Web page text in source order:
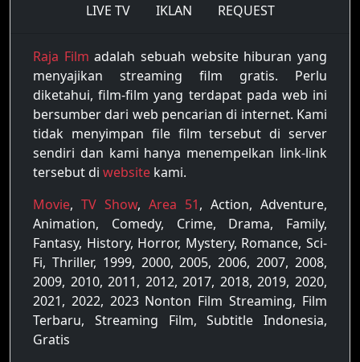
LIVE TV
IKLAN REQUEST
Raja Film adalah sebuah website hiburan yang
menyajikan streaming film gratis. Perlu
diketahui, film-film yang terdapat pada web ini
bersumber dari web pencarian di internet. Kami
tidak menyimpan file film tersebut di server
sendiri dan kami hanya menempelkan link-link
tersebut di website kami.
Movie, TV Show, Area 51, Action, Adventure,
Animation, Comedy, Crime, Drama, Family,
Fantasy, History, Horror, Mystery, Romance, Sci-
Fi, Thriller, 1999, 2000, 2005, 2006, 2007, 2008,
2009, 2010, 2011, 2012, 2017, 2018, 2019, 2020,
2021, 2022, 2023 Nonton Film Streaming, Film
Terbaru, Streaming Film, Subtitle Indonesia,
Gratis